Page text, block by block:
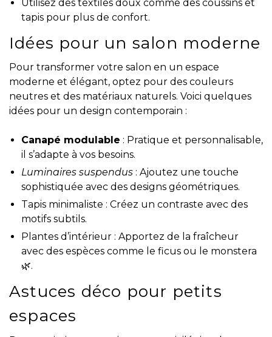
Utilisez des textiles doux comme des coussins et
tapis pour plus de confort.
Idées pour un salon moderne
Pour transformer votre salon en un espace
moderne et élégant, optez pour des couleurs
neutres et des matériaux naturels. Voici quelques
idées pour un design contemporain :
Canapé modulable : Pratique et personnalisable,
il s’adapte à vos besoins.
Luminaires suspendus : Ajoutez une touche
sophistiquée avec des designs géométriques.
Tapis minimaliste : Créez un contraste avec des
motifs subtils.
Plantes d’intérieur : Apportez de la fraîcheur
avec des espèces comme le ficus ou le monstera
🌿.
Astuces déco pour petits
espaces